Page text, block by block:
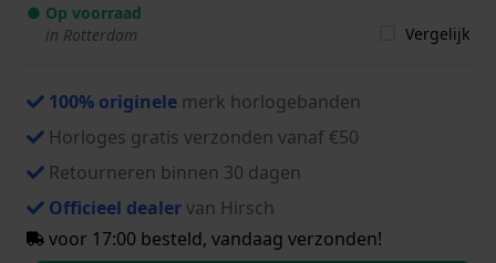
● Op voorraad
in Rotterdam
Vergelijk
100% originele merk horlogebanden
Horloges gratis verzonden vanaf €50
Retourneren binnen 30 dagen
Officieel dealervan Hirsch
voor 17:00 besteld, vandaag verzonden!